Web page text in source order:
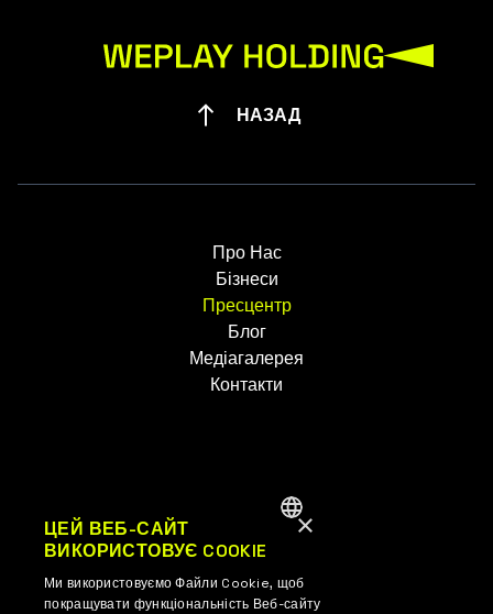
НАЗАД
Про Нас
Бізнеси
Пресцентр
Блог
Медіагалерея
Контакти
UKRAINIAN
×
ЦЕЙ ВЕБ-САЙТ
ВИКОРИСТОВУЄ COOKIE
Ми використовуємо Файли Cookie, щоб
покращувати функціональність Веб-сайту